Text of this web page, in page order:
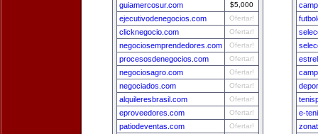
guiamercosur.com $5,000
ejecutivodenegocios.com Ofertar!
clicknegocio.com Ofertar!
negociosemprendedores.com Ofertar!
procesosdenegocios.com Ofertar!
negociosagro.com Ofertar!
negociados.com Ofertar!
alquileresbrasil.com Ofertar!
eproveedores.com Ofertar!
patiodeventas.com Ofertar!
e-